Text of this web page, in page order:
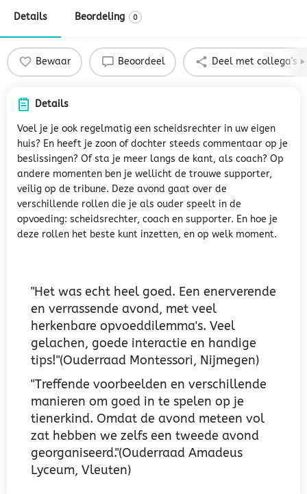
Details Beordeling 0
Bewaar Beoordeel Deel met collega's
Details
Voel je je ook regelmatig een scheidsrechter in uw eigen
huis? En heeft je zoon of dochter steeds commentaar op je
beslissingen? Of sta je meer langs de kant, als coach? Op
andere momenten ben je wellicht de trouwe supporter,
veilig op de tribune. Deze avond gaat over de
verschillende rollen die je als ouder speelt in de
opvoeding: scheidsrechter, coach en supporter. En hoe je
deze rollen het beste kunt inzetten, en op welk moment.
"Het was echt heel goed. Een enerverende
en verrassende avond, met veel
herkenbare opvoeddilemma's. Veel
gelachen, goede interactie en handige
tips!"(Ouderraad Montessori, Nijmegen)
"Treffende voorbeelden en verschillende
manieren om goed in te spelen op je
tienerkind. Omdat de avond meteen vol
zat hebben we zelfs een tweede avond
georganiseerd."(Ouderraad Amadeus
Lyceum, Vleuten)